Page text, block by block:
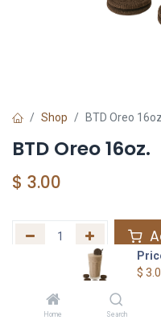
$
Home Search
Shop BTD Oreo 16oz.
BTD Oreo 16oz.
$ 3.00
Agregar a la lista de
Share :